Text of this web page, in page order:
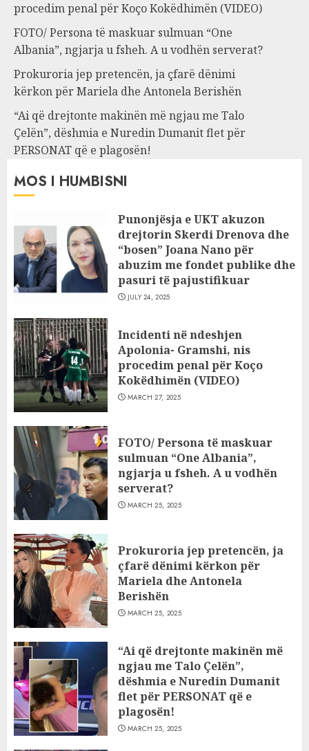
procedim penal për Koço Kokëdhimën (VIDEO)
FOTO/ Persona të maskuar sulmuan “One
Albania”, ngjarja u fsheh. A u vodhën serverat?
Prokuroria jep pretencën, ja çfarë dënimi
kërkon për Mariela dhe Antonela Berishën
“Ai që drejtonte makinën më ngjau me Talo
Çelën”, dëshmia e Nuredin Dumanit flet për
PERSONAT që e plagosën!
MOS I HUMBISNI
Punonjësja e UKT akuzon
drejtorin Skerdi Drenova dhe
“bosen” Joana Nano për
abuzim me fondet publike dhe
pasuri të pajustifikuar
JULY 24, 2025
Incidenti në ndeshjen
Apolonia- Gramshi, nis
procedim penal për Koço
Kokëdhimën (VIDEO)
MARCH 27, 2025
FOTO/ Persona të maskuar
sulmuan “One Albania”,
ngjarja u fsheh. A u vodhën
serverat?
MARCH 25, 2025
Prokuroria jep pretencën, ja
çfarë dënimi kërkon për
Mariela dhe Antonela
Berishën
MARCH 25, 2025
“Ai që drejtonte makinën më
ngjau me Talo Çelën”,
dëshmia e Nuredin Dumanit
flet për PERSONAT që e
plagosën!
MARCH 25, 2025